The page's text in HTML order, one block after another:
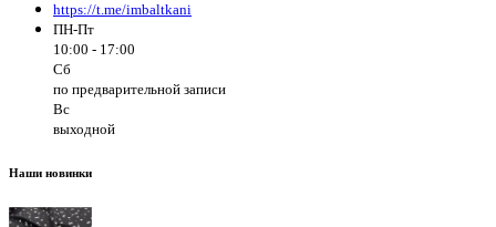
https://t.me/imbaltkani
ПН-Пт
10:00 - 17:00
Сб
по предварительной записи
Вс
выходной
Наши новинки